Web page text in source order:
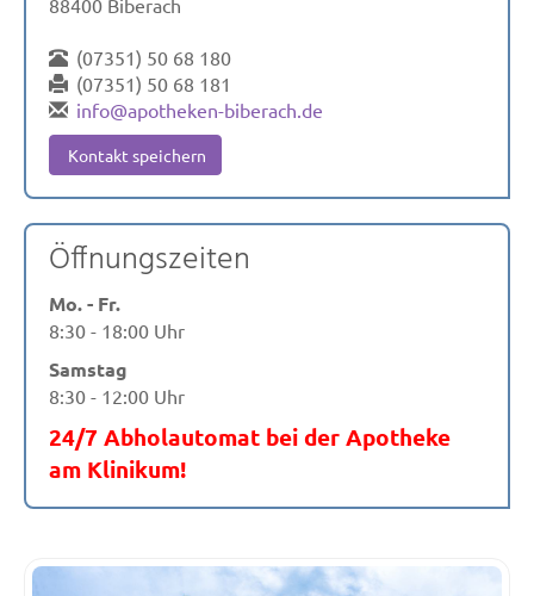
(07351) 50 68 180
(07351) 50 68 181
info@apotheken-biberach.de
Kontakt speichern
Öffnungszeiten
Mo. - Fr.
8:30 - 18:00 Uhr
Samstag
8:30 - 12:00 Uhr
24/7 Abholautomat bei der Apotheke
am Klinikum!